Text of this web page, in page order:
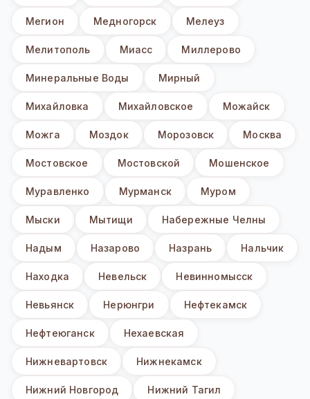
Мегион Медногорск Мелеуз
Мелитополь Миасс Миллерово
Минеральные Воды Мирный
Михайловка Михайловское Можайск
Можга Моздок Морозовск Москва
Мостовское Мостовской Мошенское
Муравленко Мурманск Муром
Мыски Мытищи Набережные Челны
Надым Назарово Назрань Нальчик
Находка Невельск Невинномысск
Невьянск Нерюнгри Нефтекамск
Нефтеюганск Нехаевская
Нижневартовск Нижнекамск
Нижний Новгород Нижний Тагил